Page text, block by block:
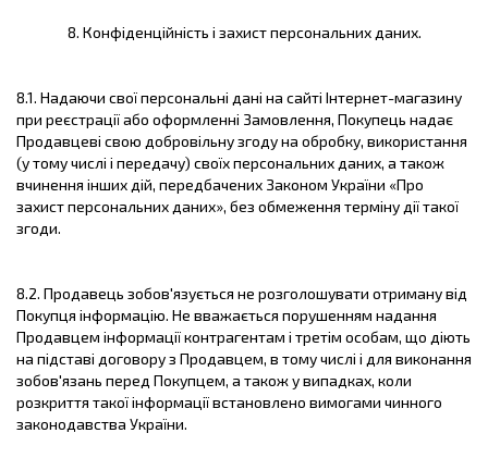
8. Конфіденційність і захист персональних даних.
8.1. Надаючи свої персональні дані на сайті Інтернет-магазину
при реєстрації або оформленні Замовлення, Покупець надає
Продавцеві свою добровільну згоду на обробку, використання
(у тому числі і передачу) своїх персональних даних, а також
вчинення інших дій, передбачених Законом України «Про
захист персональних даних», без обмеження терміну дії такої
згоди.
8.2. Продавець зобов'язується не розголошувати отриману від
Покупця інформацію. Не вважається порушенням надання
Продавцем інформації контрагентам і третім особам, що діють
на підставі договору з Продавцем, в тому числі і для виконання
зобов'язань перед Покупцем, а також у випадках, коли
розкриття такої інформації встановлено вимогами чинного
законодавства України.